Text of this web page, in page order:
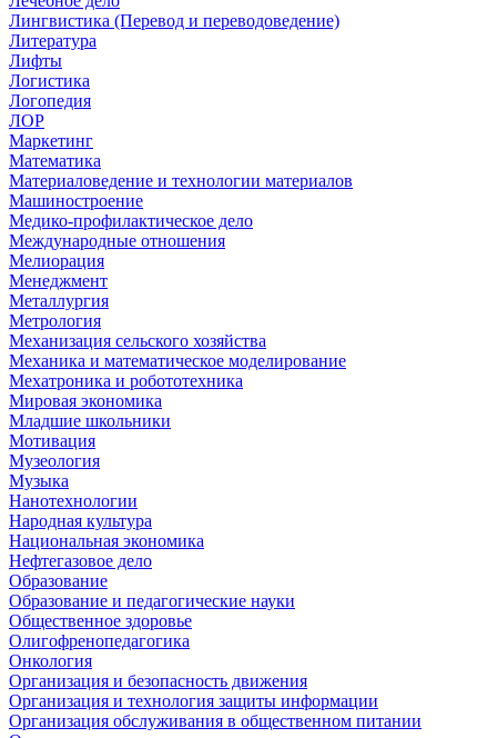
Лингвистика (Перевод и переводоведение)
Литература
Лифты
Логистика
Логопедия
ЛОР
Маркетинг
Математика
Материаловедение и технологии материалов
Машиностроение
Медико-профилактическое дело
Международные отношения
Мелиорация
Менеджмент
Металлургия
Метрология
Механизация сельского хозяйства
Механика и математическое моделирование
Мехатроника и робототехника
Мировая экономика
Младшие школьники
Мотивация
Музеология
Музыка
Нанотехнологии
Народная культура
Национальная экономика
Нефтегазовое дело
Образование
Образование и педагогические науки
Общественное здоровье
Олигофренопедагогика
Онкология
Организация и безопасность движения
Организация и технология защиты информации
Организация обслуживания в общественном питании